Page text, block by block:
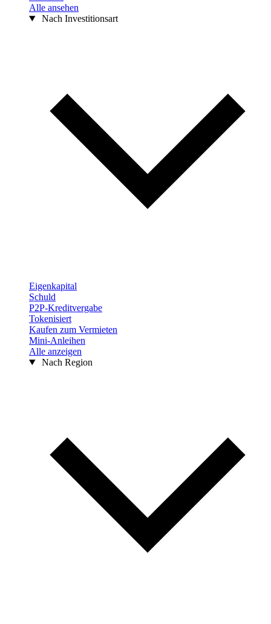
Alle ansehen
Nach Investitionsart
Eigenkapital
Schuld
P2P-Kreditvergabe
Tokenisiert
Kaufen zum Vermieten
Mini-Anleihen
Alle anzeigen
Nach Region